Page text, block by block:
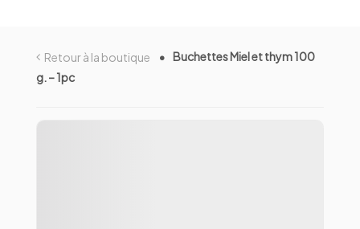
Retour à la boutique
Buchettes Miel et thym 100
g. – 1pc